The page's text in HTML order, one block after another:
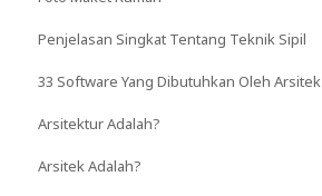
Penjelasan Singkat Tentang Teknik Sipil
33 Software Yang Dibutuhkan Oleh Arsitek
Arsitektur Adalah?
Arsitek Adalah?